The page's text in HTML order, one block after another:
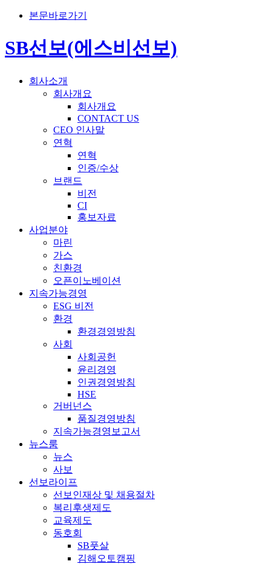
본문바로가기
SB선보(에스비선보)
회사소개
회사개요
회사개요
CONTACT US
CEO 인사말
연혁
연혁
인증/수상
브랜드
비전
CI
홍보자료
사업분야
마린
가스
친환경
오픈이노베이션
지속가능경영
ESG 비전
환경
환경경영방침
사회
사회공헌
윤리경영
인권경영방침
HSE
거버넌스
품질경영방침
지속가능경영보고서
뉴스룸
뉴스
사보
선보라이프
선보인재상 및 채용절차
복리후생제도
교육제도
동호회
SB풋살
김해오토캠핑